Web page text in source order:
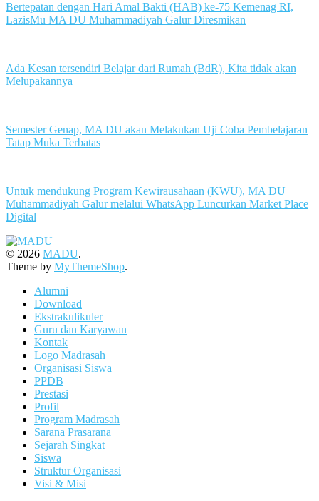
Bertepatan dengan Hari Amal Bakti (HAB) ke-75 Kemenag RI,
LazisMu MA DU Muhammadiyah Galur Diresmikan
Ada Kesan tersendiri Belajar dari Rumah (BdR), Kita tidak akan
Melupakannya
Semester Genap, MA DU akan Melakukan Uji Coba Pembelajaran
Tatap Muka Terbatas
Untuk mendukung Program Kewirausahaan (KWU), MA DU
Muhammadiyah Galur melalui WhatsApp Luncurkan Market Place
Digital
© 2026 MADU.
Theme by MyThemeShop.
Alumni
Download
Ekstrakulikuler
Guru dan Karyawan
Kontak
Logo Madrasah
Organisasi Siswa
PPDB
Prestasi
Profil
Program Madrasah
Sarana Prasarana
Sejarah Singkat
Siswa
Struktur Organisasi
Visi & Misi